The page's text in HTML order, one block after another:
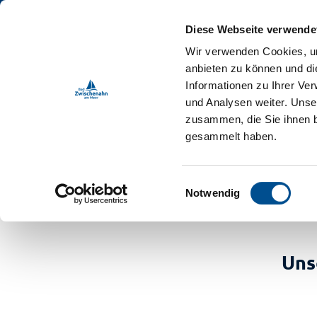
Diese Webseite
Wir verwenden Cookies,
anbieten zu können und
Informationen zu Ihrer
und Analysen weiter.
zusammen, die Sie ihnen
gesammelt haben.
i
Notwendig
Z
Menü Buchen